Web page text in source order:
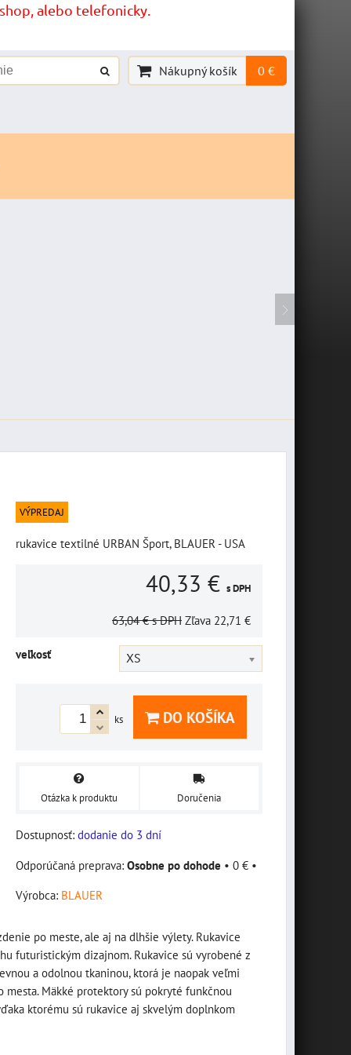
alebo telefonicky.
Nákupný košík 0 €
VÝPREDAJ
rukavice textilné URBAN Šport, BLAUER - USA
40,33 € s DPH
63,04 € s DPH Zľava 22,71 €
veľkosť XS
ks DO KOŠÍKA
Otázka k produktu Doručenia
Dostupnosť: dodanie do 3 dní
Osobne po dohode • 0 € •
Výrobca: BLAUER
po meste, ale aj na dlhšie výlety. Rukavice
futuristickým dizajnom. Rukavice sú vyrobené z
a odolnou tkaninou, ktorá je naopak veľmi
Mäkké protektory sú pokryté funkčnou
ktorému sú rukavice aj skvelým doplnkom